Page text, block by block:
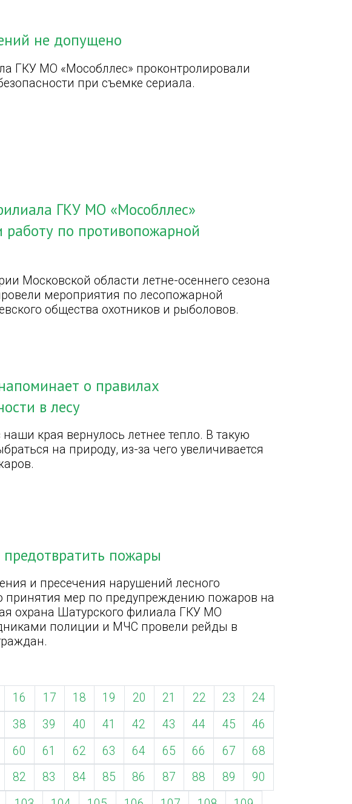
не допущено
ГКУ МО «Мособллес» проконтролировали
при съемке сериала.
ГКУ МО «Мособллес»
по противопожарной
Московской области летне-осеннего сезона
мероприятия по лесопожарной
общества охотников и рыболовов.
о правилах
в лесу
края вернулось летнее тепло. В такую
на природу, из-за чего увеличивается
пожары
и пресечения нарушений лесного
принятия мер по предупреждению пожаров на
охрана Шатурского филиала ГКУ МО
полиции и МЧС провели рейды в
16 17 18 19 20 21 22 23
24
38 39 40 41 42 43 44 45
46
60 61 62 63 64 65 66 67
68
82 83 84 85 86 87 88 89
90